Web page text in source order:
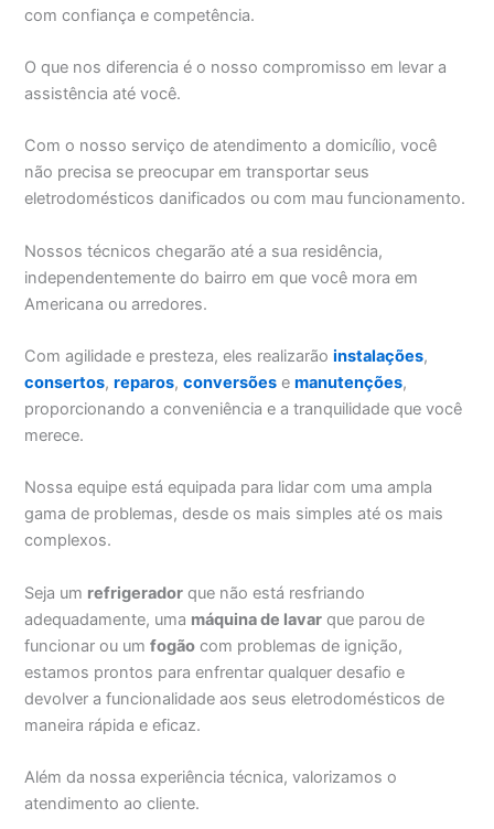
com confiança e competência.
O que nos diferencia é o nosso compromisso em levar a
assistência até você.
Com o nosso serviço de atendimento a domicílio, você
não precisa se preocupar em transportar seus
eletrodomésticos danificados ou com mau funcionamento.
Nossos técnicos chegarão até a sua residência,
independentemente do bairro em que você mora em
Americana ou arredores.
Com agilidade e presteza, eles realizarãoinstalações,
consertos,reparos,conversões emanutenções,
proporcionando a conveniência e a tranquilidade que você
merece.
Nossa equipe está equipada para lidar com uma ampla
gama de problemas, desde os mais simples até os mais
complexos.
Seja um refrigerador que não está resfriando
adequadamente, uma máquina de lavar que parou de
funcionar ou umfogão com problemas de ignição,
estamos prontos para enfrentar qualquer desafio e
devolver a funcionalidade aos seus eletrodomésticos de
maneira rápida e eficaz.
Além da nossa experiência técnica, valorizamos o
atendimento ao cliente.